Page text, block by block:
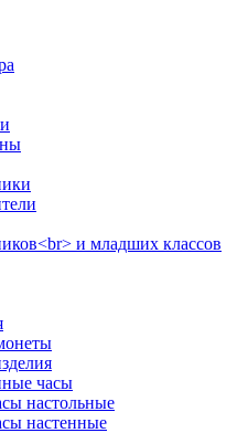
и младших классов
часы
настольные
настенные